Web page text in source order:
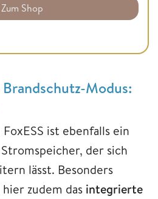
Zum Shop
Modus:
ist ebenfalls ein
Stromspeicher, der sich
lässt. Besonders
zudem das integrierte